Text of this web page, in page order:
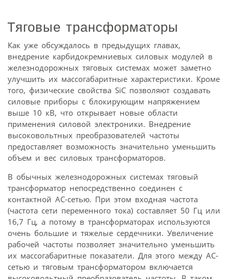
Тяговые трансформаторы
Как уже обсуждалось в предыдущих главах,
внедрение карбидокремниевых силовых модулей в
железнодорожных тяговых системах может заметно
улучшить их массогабаритные характеристики. Кроме
того, физические свойства SiC позволяют создавать
силовые приборы с блокирующим напряжением
выше 10 кВ, что открывает новые области
применения силовой электроники. Внедрение
высоковольтных преобразователей частоты
предоставляет возможность значительно уменьшить
объем и вес силовых трансформаторов.
В обычных железнодорожных системах тяговый
трансформатор непосредственно соединен с
контактной АС-сетью. При этом входная частота
(частота сети переменного тока) составляет 50 Гц или
16,7 Гц, а потому в трансформаторах используются
очень большие и тяжелые сердечники. Увеличение
рабочей частоты позволяет значительно уменьшить
их массогабаритные показатели. Для этого между АС-
сетью и тяговым трансформатором включается